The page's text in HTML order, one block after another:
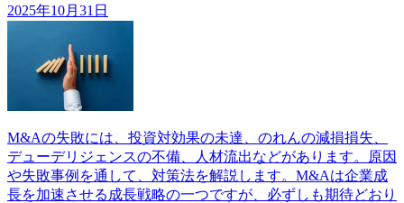
2025年10月31日
M&Aの失敗には、投資対効果の未達、のれんの減損損失、
デューデリジェンスの不備、人材流出などがあります。原因
や失敗事例を通して、対策法を解説します。M&Aは企業成
長を加速させる成長戦略の一つですが、必ずしも期待どおり